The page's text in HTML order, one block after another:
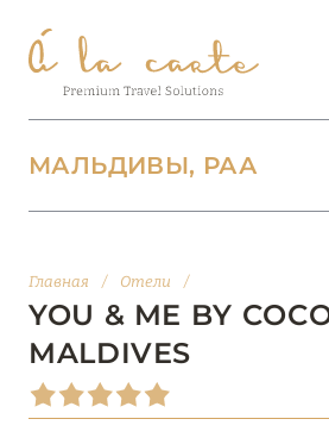
МАЛЬДИВЫ, РАА
АДДУ
АТОЛЛ РАА
Главная / Отели /
YOU & ME BY
MALDIVES